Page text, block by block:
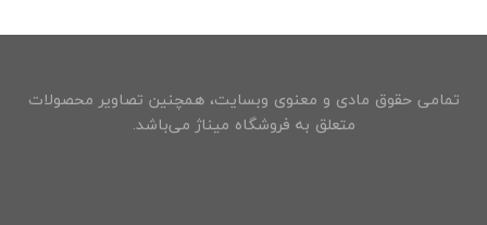
تمامی حقوق مادی و معنوی وبسایت، همچنین تصاویر محصولات
متعلق به فروشگاه میناژ می‌باشد.